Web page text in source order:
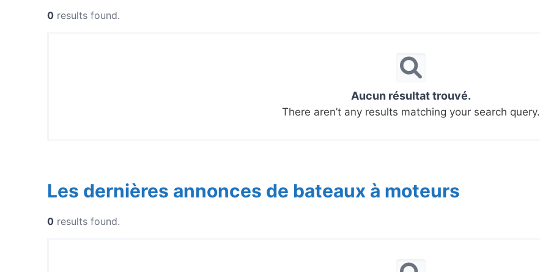
0 results found.
Aucun résultat trouvé.
There aren’t any results matching your search query.
Les dernières annonces de bateaux à moteurs
0 results found.